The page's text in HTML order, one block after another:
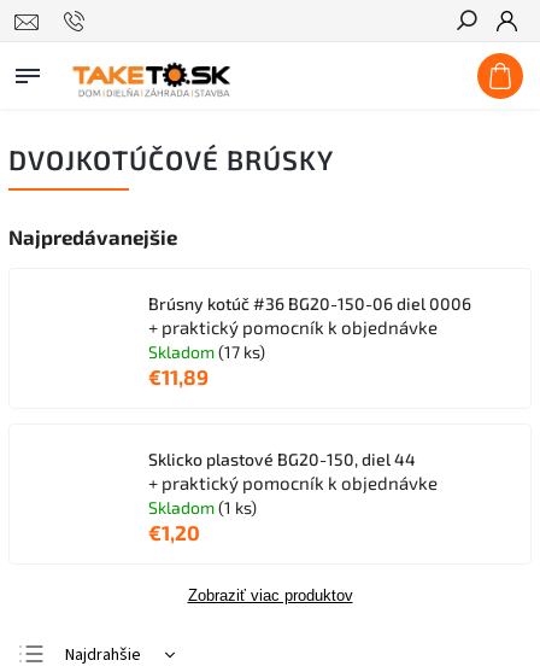
Hľadať
DVOJKOTÚČOVÉ BRÚSKY
Najpredávanejšie
Brúsny kotúč #36 BG20-150-06 diel 0006
+ praktický pomocník k objednávke
Skladom(17 ks)
€11,89
Sklicko plastové BG20-150, diel 44
+ praktický pomocník k objednávke
Skladom(1 ks)
€1,20
Zobraziť viac produktov
Najdrahšie